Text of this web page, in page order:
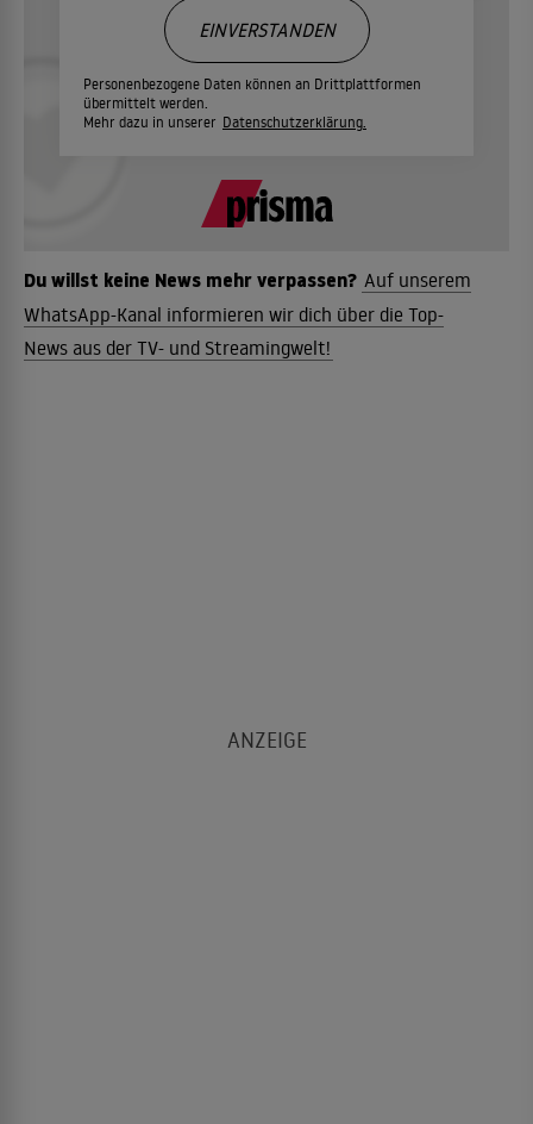
Personenbezogene Daten können an Drittplattformen
übermittelt werden.
Mehr dazu in unserer Datenschutzerklärung.
EINVERSTANDEN
Du willst keine News mehr verpassen? Auf unserem
WhatsApp-Kanal informieren wir dich über die Top-
News aus der TV- und Streamingwelt!